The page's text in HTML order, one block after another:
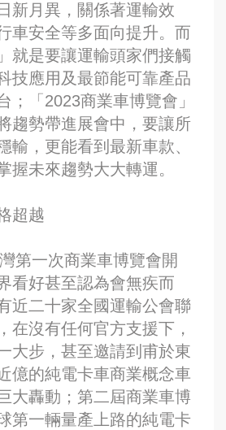
新月異，關係著運輸效
車安全等多面向提升。而
就是要讓運輸頭家們接觸
技應用及最節能可靠產品
；「2023商業車博覽會」
趨勢帶進展會中，要讓所
輸，更能看到最新車款、
握未來趨勢大大轉運。
超越
第一次商業車博覽會開
看好甚至認為會無疾而
近二十家全國運輸公會聯
在沒有任何官方支援下，
大步，甚至邀請到甫於東
億的純電卡車商業概念車
大轟動；第二屆商業車博
第一輛量產上路的純電卡